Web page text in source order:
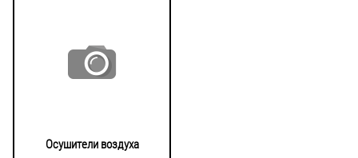
Осушители воздуха